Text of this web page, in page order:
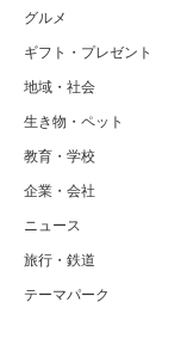
グルメ
ギフト・プレゼント
地域・社会
生き物・ペット
教育・学校
企業・会社
ニュース
旅行・鉄道
テーマパーク